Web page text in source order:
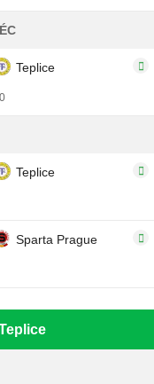
Teplice
Teplice
Sparta Prague